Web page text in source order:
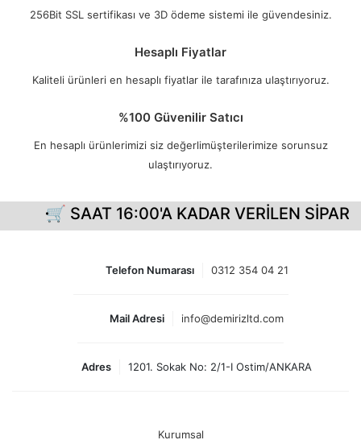
256Bit SSL sertifikası ve 3D ödeme sistemi ile güvendesiniz.
Hesaplı Fiyatlar
Kaliteli ürünleri en hesaplı fiyatlar ile tarafınıza ulaştırıyoruz.
%100 Güvenilir Satıcı
En hesaplı ürünlerimizi siz değerlimüşterilerimize sorunsuz
ulaştırıyoruz.
🛒 SAAT 16:00'A KADAR VERİLEN
Telefon Numarası 0312 354 04 21
Mail Adresi info@demirizltd.com
Adres 1201. Sokak No: 2/1-I Ostim/ANKARA
Kurumsal